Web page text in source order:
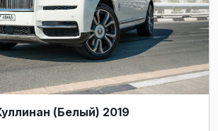
(Белый) 2019